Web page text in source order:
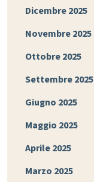
Dicembre 2025
Novembre 2025
Ottobre 2025
Settembre 2025
Giugno 2025
Maggio 2025
Aprile 2025
Marzo 2025